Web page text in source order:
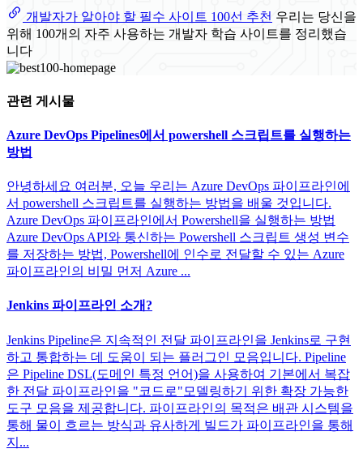
개발자가 알아야 할 필수 사이트 100선 추천 우리는 당신을
위해 100개의 자주 사용하는 개발자 학습 사이트를 정리했습
니다
관련 게시물
Azure DevOps Pipelines에서 powershell 스크립트를 실행하는
방법
안녕하세요 여러분, 오늘 우리는 Azure DevOps 파이프라인에
서 powershell 스크립트를 실행하는 방법을 배울 것입니다.
Azure DevOps 파이프라인에서 Powershell을 실행하는 방법
Azure DevOps API와 통신하는 Powershell 스크립트 생성 변수
를 저장하는 방법, Powershell에 인수로 전달할 수 있는 Azure
파이프라인의 비밀 먼저 Azure ...
Jenkins 파이프라인 소개?
Jenkins Pipeline은 지속적인 전달 파이프라인을 Jenkins로 구현
하고 통합하는 데 도움이 되는 플러그인 모음입니다. Pipeline
은 Pipeline DSL(도메인 특정 언어)을 사용하여 기본에서 복잡
한 전달 파이프라인을 "코드로"모델링하기 위한 확장 가능한
도구 모음을 제공합니다. 파이프라인의 목적은 배관 시스템을
통해 물이 흐르는 방식과 유사하게 빌드가 파이프라인을 통해
지...